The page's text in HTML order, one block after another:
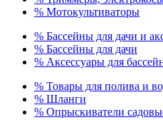
% Мотокультиваторы
% Бассейны для дачи и
% Бассейны для дачи
% Аксессуары для
% Товары для полива и
% Шланги
% Опрыскиватели